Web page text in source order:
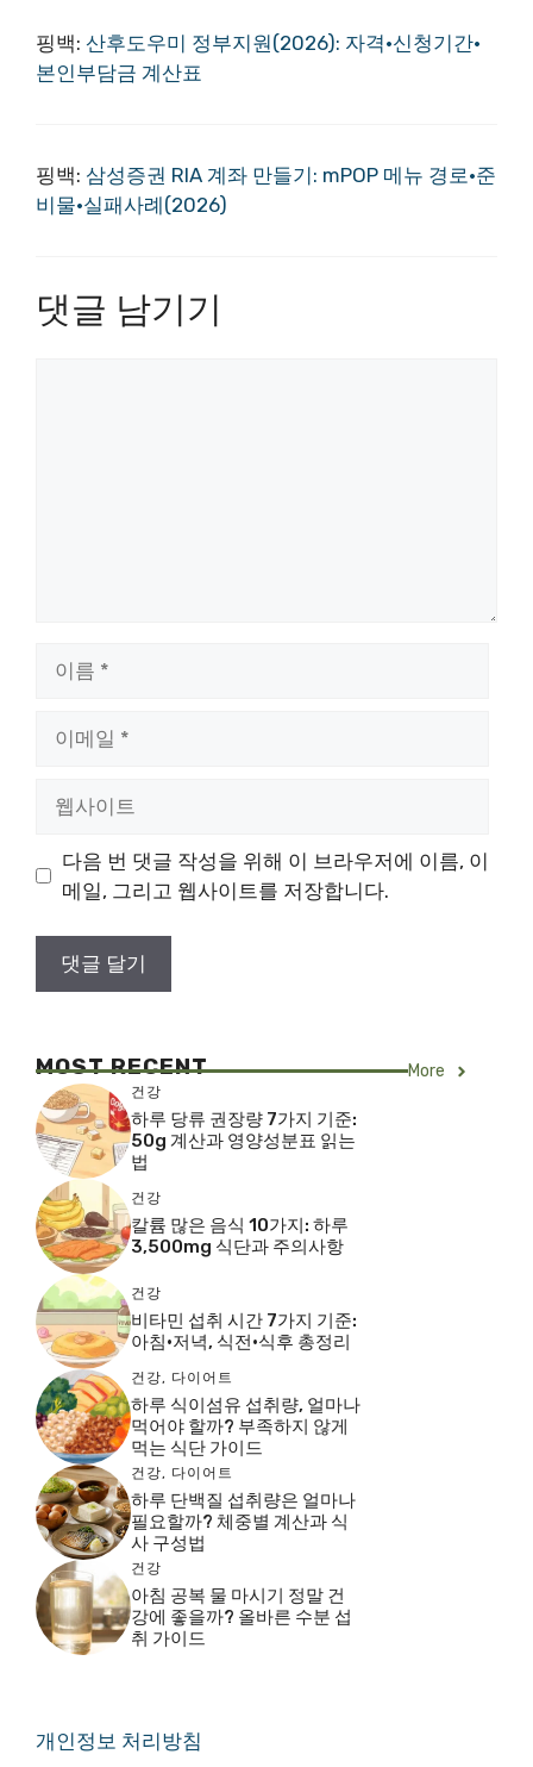
핑백: 산후도우미 정부지원(2026): 자격·신청기간·
본인부담금 계산표
핑백: 삼성증권 RIA 계좌 만들기: mPOP 메뉴 경로·준
비물·실패사례(2026)
댓글 남기기
트
다음 번 댓글 작성을 위해 이 브라우저에 이름, 이
메일, 그리고 웹사이트를 저장합니다.
MOST RECENT More
건강
하루 당류 권장량 7가지 기준:
50g 계산과 영양성분표 읽는
법
건강
칼륨 많은 음식 10가지: 하루
3,500mg 식단과 주의사항
건강
비타민 섭취 시간 7가지 기준:
아침·저녁, 식전·식후 총정리
건강, 다이어트
하루 식이섬유 섭취량, 얼마나
먹어야 할까? 부족하지 않게
먹는 식단 가이드
건강, 다이어트
하루 단백질 섭취량은 얼마나
필요할까? 체중별 계산과 식
사 구성법
건강
아침 공복 물 마시기 정말 건
강에 좋을까? 올바른 수분 섭
취 가이드
개인정보 처리방침